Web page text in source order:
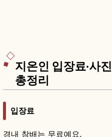
지온인 입장료·사
총정리
입장료
경내 참배는 무료예요.